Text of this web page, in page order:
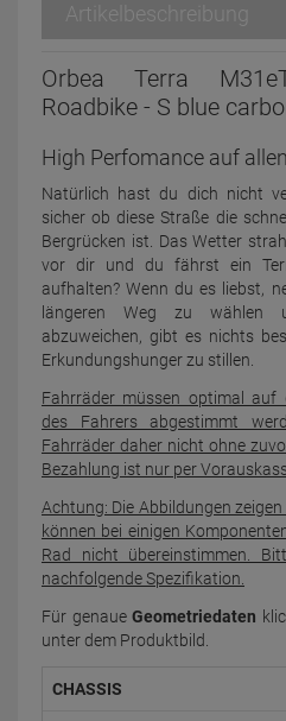
Artikelbeschreibung
Orbea Terra
Roadbike - S blue
High Perfomance auf
Natürlich hast du dich nicht
sicher ob diese Straße die
Bergrücken ist. Das Wetter
vor dir und du fährst ein
aufhalten? Wenn du es liebst,
längeren Weg zu wählen
abzuweichen, gibt es nichts
Erkundungshunger zu stillen.
Fahrräder müssen optimal auf
des Fahrers abgestimmt
Fahrräder daher nicht ohne
Bezahlung ist nur per
Achtung: Die Abbildungen
können bei einigen
Rad nicht übereinstimmen.
nachfolgende Spezifikation.
Für genaue Geometriedaten
unter dem Produktbild.
CHASSIS